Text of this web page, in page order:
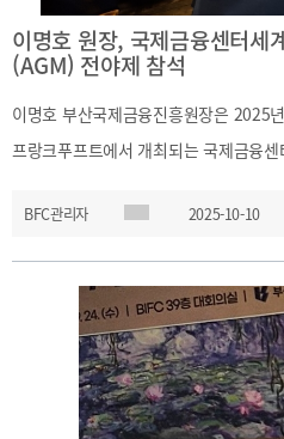
이명호 원장, 국제금융센터세
(AGM) 전야제 참석
이명호 부산국제금융진흥원장은 2025
프랑크푸프트에서 개최되는 국제금융
임원들과 소통의 시간을 가졌습니다
BFC관리자 2025-10-10